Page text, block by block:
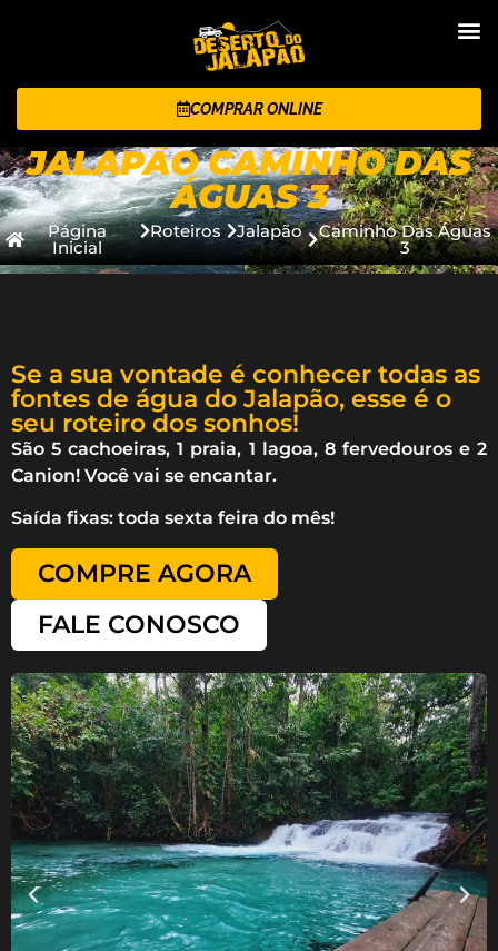
COMPRAR ONLINE
JALAPÃO CAMINHO DAS
ÁGUAS 3
Página
Inicial
Roteiros Jalapão Caminho Das Águas
3
Se a sua vontade é conhecer todas as
fontes de água do Jalapão, esse é o
seu roteiro dos sonhos!
São 5 cachoeiras, 1 praia, 1 lagoa, 8 fervedouros e 2
Canion! Você vai se encantar.
Saída fixas: toda sexta feira do mês!
COMPRE AGORA
FALE CONOSCO